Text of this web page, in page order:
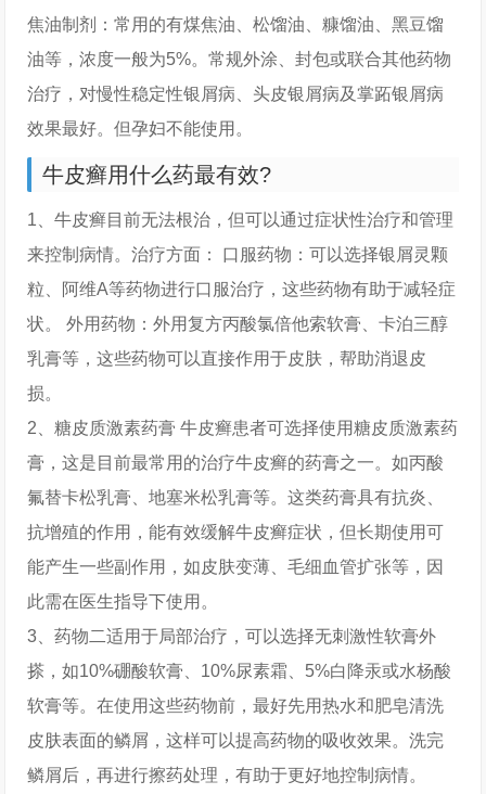
焦油制剂：常用的有煤焦油、松馏油、糠馏油、黑豆馏
油等，浓度一般为5%。常规外涂、封包或联合其他药物
治疗，对慢性稳定性银屑病、头皮银屑病及掌跖银屑病
效果最好。但孕妇不能使用。
牛皮癣用什么药最有效?
1、牛皮癣目前无法根治，但可以通过症状性治疗和管理
来控制病情。治疗方面： 口服药物：可以选择银屑灵颗
粒、阿维A等药物进行口服治疗，这些药物有助于减轻症
状。 外用药物：外用复方丙酸氯倍他索软膏、卡泊三醇
乳膏等，这些药物可以直接作用于皮肤，帮助消退皮
损。
2、糖皮质激素药膏 牛皮癣患者可选择使用糖皮质激素药
膏，这是目前最常用的治疗牛皮癣的药膏之一。如丙酸
氟替卡松乳膏、地塞米松乳膏等。这类药膏具有抗炎、
抗增殖的作用，能有效缓解牛皮癣症状，但长期使用可
能产生一些副作用，如皮肤变薄、毛细血管扩张等，因
此需在医生指导下使用。
3、药物二适用于局部治疗，可以选择无刺激性软膏外
搽，如10%硼酸软膏、10%尿素霜、5%白降汞或水杨酸
软膏等。在使用这些药物前，最好先用热水和肥皂清洗
皮肤表面的鳞屑，这样可以提高药物的吸收效果。洗完
鳞屑后，再进行擦药处理，有助于更好地控制病情。